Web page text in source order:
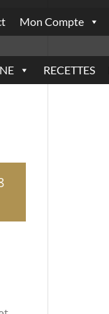
Mon Compte
RECETTES